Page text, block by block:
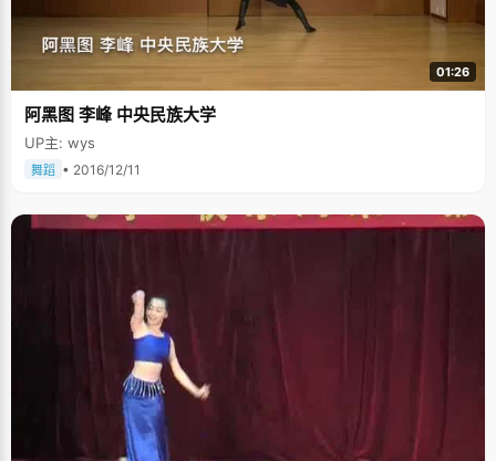
01:26
阿黑图 李峰 中央民族大学
UP主: wys
舞蹈 • 2016/12/11